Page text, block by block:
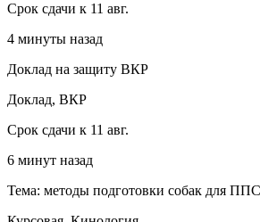
Срок сдачи к 11 авг.
4 минуты назад
Доклад на защиту ВКР
Доклад, ВКР
Срок сдачи к 11 авг.
6 минут назад
Тема: методы подготовки собак для ППС